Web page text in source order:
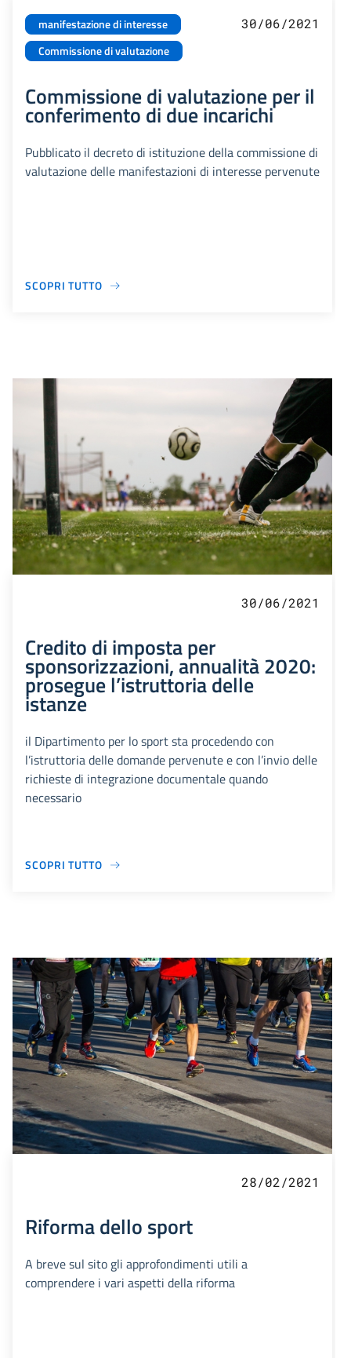
manifestazione di interesse
Commissione di valutazione
30/06/2021
Commissione di valutazione per il
conferimento di due incarichi
Pubblicato il decreto di istituzione della commissione di
valutazione delle manifestazioni di interesse pervenute
SCOPRI TUTTO
30/06/2021
Credito di imposta per
sponsorizzazioni, annualità 2020:
prosegue l’istruttoria delle
istanze
il Dipartimento per lo sport sta procedendo con
l’istruttoria delle domande pervenute e con l’invio delle
richieste di integrazione documentale quando
necessario
SCOPRI TUTTO
28/02/2021
Riforma dello sport
A breve sul sito gli approfondimenti utili a
comprendere i vari aspetti della riforma